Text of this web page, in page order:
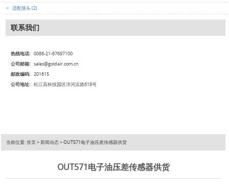
< 适配接头 (2)
联系我们
热线电话: 0086-21-67697100
公司邮箱: sales@goldair.com.cn
邮政编码: 201615
公司地址: 松江高科技园区洋河浜路618号
当前位置:首页>新闻动态> OUT571电子油压差传感器供货
OUT571电子油压差传感器供货